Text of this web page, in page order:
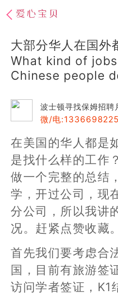
大部分华人在国外
What kind of
Chinese people
波士顿寻找保姆招聘
微/电
在美国的华人都是
是找什么样的工作
做一个完整的总结
学，开过公司，现
分公司，所以我讲
况。赶紧点赞收藏。
首先我们要考虑合
国，目前有旅游签
访问学者签证，K1